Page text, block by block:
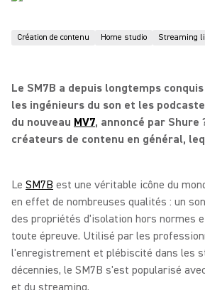
Création de contenu Home studio Streaming
Le SM7B a depuis longtemps
les ingénieurs du son et les
du nouveau MV7, annoncé par Shure
créateurs de contenu en général,
Le SM7B est une véritable icône du
en effet de nombreuses qualités : un
des propriétés d'isolation hors normes
toute épreuve. Utilisé par les
l'enregistrement et plébiscité dans les
décennies, le SM7B s'est popularisé
et du streaming.